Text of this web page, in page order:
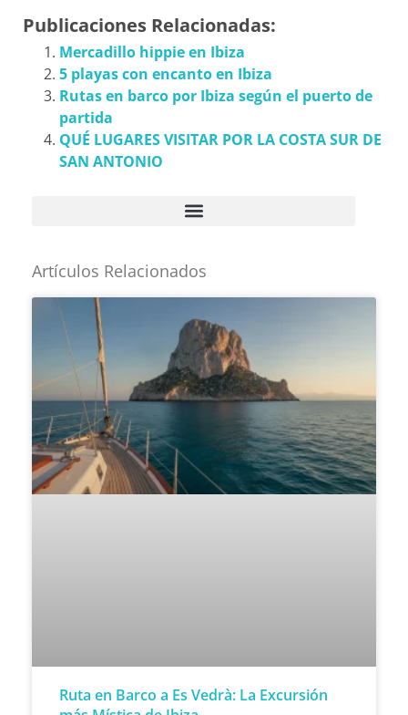
Publicaciones Relacionadas:
Mercadillo hippie en Ibiza
5 playas con encanto en Ibiza
Rutas en barco por Ibiza según el puerto de
partida
QUÉ LUGARES VISITAR POR LA COSTA SUR DE
SAN ANTONIO
Artículos Relacionados
Ruta en Barco a Es Vedrà: La Excursión